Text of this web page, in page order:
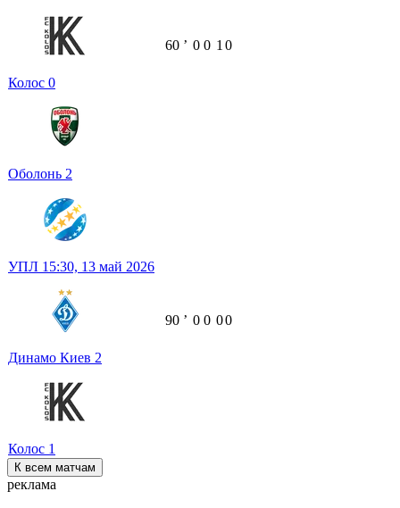
Колос 0
Оболонь 2
60 ʼ 0 0 1 0
УПЛ 15:30, 13 май 2026
Динамо Киев 2
Колос 1
90 ʼ 0 0 00
К всем матчам
реклама